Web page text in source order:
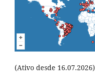
(Ativo desde 16.07.2026)